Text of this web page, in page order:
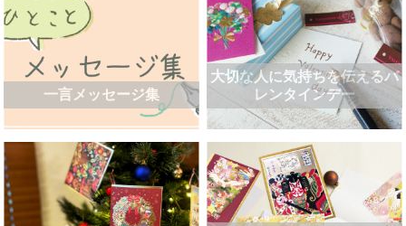
一言メッセージ集
大切な人に気持ちを伝えるバ
レンタインデー